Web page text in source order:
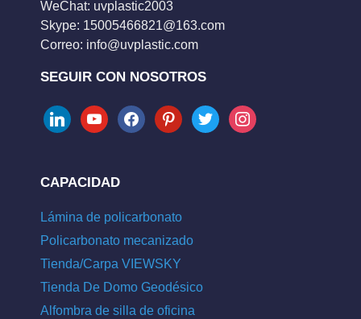
WeChat: uvplastic2003
Skype: 15005466821@163.com
Correo: info@uvplastic.com
SEGUIR CON NOSOTROS
linkedinyoutubefacebookpinteresttwitter instagram
CAPACIDAD
Lámina de policarbonato
Policarbonato mecanizado
Tienda/Carpa VIEWSKY
Tienda De Domo Geodésico
Alfombra de silla de oficina